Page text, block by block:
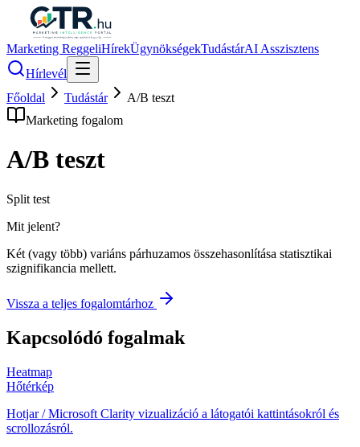
Marketing ReggeliHírekÜgynökségekTudástárAI Asszisztens
Hírlevél
Főoldal
Tudástár
A/B teszt
Marketing fogalom
A/B teszt
Split test
Mit jelent?
Két (vagy több) variáns párhuzamos összehasonlítása statisztikai
szignifikancia mellett.
Vissza a teljes fogalomtárhoz
Kapcsolódó fogalmak
Heatmap
Hőtérkép
Hotjar / Microsoft Clarity vizualizáció a látogatói kattintásokról és
scrollozásról.